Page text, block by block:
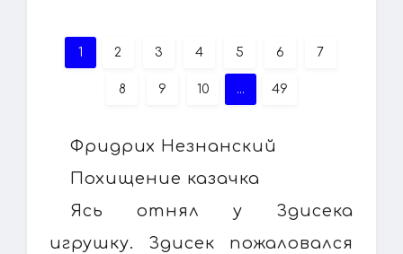
1 2 3 4 5 6 7
8 9 10 ... 49
Фридрих Незнанский
Похищение казачка
Ясь отнял у Здисека
игрушку. Здисек пожаловался